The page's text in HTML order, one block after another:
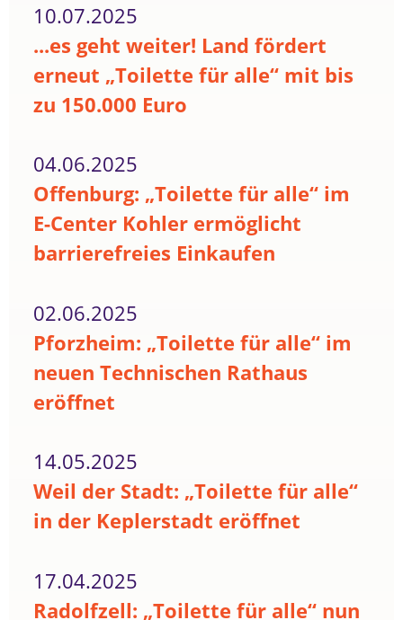
10.07.2025
...es geht weiter! Land fördert
erneut „Toilette für alle“ mit bis
zu 150.000 Euro
04.06.2025
Offenburg: „Toilette für alle“ im
E-Center Kohler ermöglicht
barrierefreies Einkaufen
02.06.2025
Pforzheim: „Toilette für alle“ im
neuen Technischen Rathaus
eröffnet
14.05.2025
Weil der Stadt: „Toilette für alle“
in der Keplerstadt eröffnet
17.04.2025
Radolfzell: „Toilette für alle“ nun